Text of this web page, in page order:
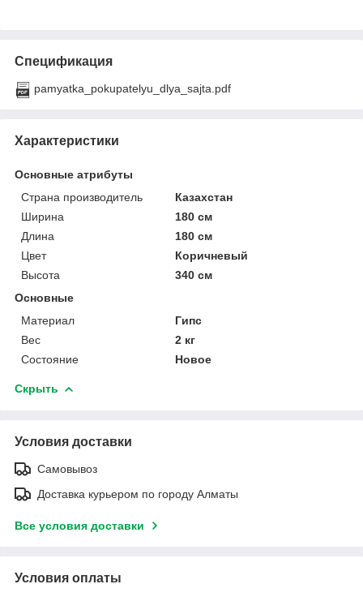
Спецификация
pamyatka_pokupatelyu_dlya_sajta.pdf
Характеристики
Основные атрибуты
Страна производитель
Казахстан
Ширина
180 см
Длина
180 см
Цвет
Коричневый
Высота
340 см
Основные
Материал
Гипс
Вес
2 кг
Состояние
Новое
Скрыть
Условия доставки
Самовывоз
Доставка курьером по городу Алматы
Все условия доставки
Условия оплаты